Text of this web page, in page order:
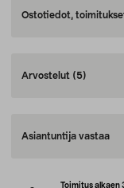
Ostotiedot,
Arvostelut (5)
Asiantuntija vastaa
Toimitus alkaen